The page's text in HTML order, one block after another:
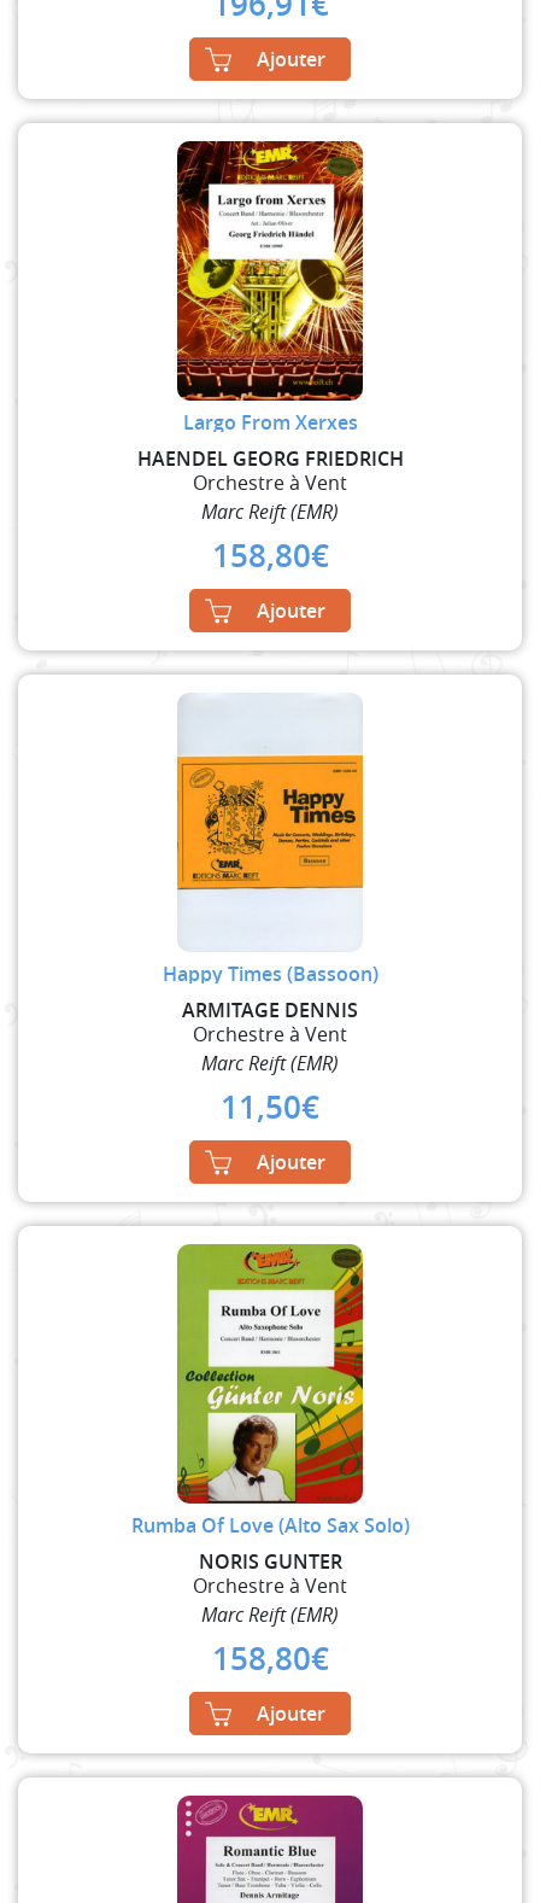
Ajouter
Largo From Xerxes
HAENDEL GEORG FRIEDRICH
Orchestre à Vent
Marc Reift (EMR)
158,80€
Ajouter
Happy Times (Bassoon)
ARMITAGE DENNIS
Orchestre à Vent
Marc Reift (EMR)
11,50€
Ajouter
Rumba Of Love (Alto Sax Solo)
NORIS GUNTER
Orchestre à Vent
Marc Reift (EMR)
158,80€
Ajouter